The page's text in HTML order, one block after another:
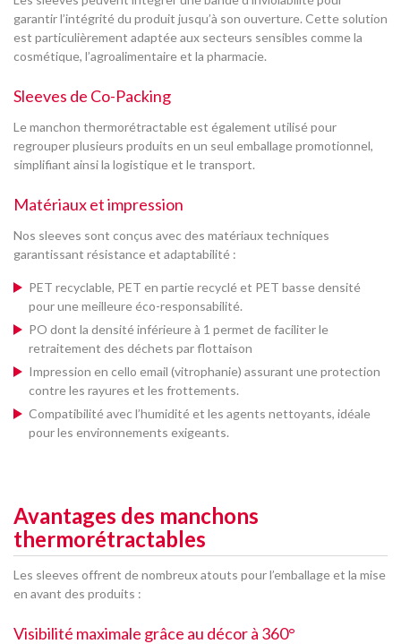
garantir l’intégrité du produit jusqu’à son ouverture. Cette solution
est particulièrement adaptée aux secteurs sensibles comme la
cosmétique, l’agroalimentaire et la pharmacie.
Sleeves de Co-Packing
Le manchon thermorétractable est également utilisé pour
regrouper plusieurs produits en un seul emballage promotionnel,
simplifiant ainsi la logistique et le transport.
Matériaux et impression
Nos sleeves sont conçus avec des matériaux techniques
garantissant résistance et adaptabilité :
PET recyclable, PET en partie recyclé et PET basse densité
pour une meilleure éco-responsabilité.
PO dont la densité inférieure à 1 permet de faciliter le
retraitement des déchets par flottaison
Impression en cello email (vitrophanie) assurant une protection
contre les rayures et les frottements.
Compatibilité avec l’humidité et les agents nettoyants, idéale
pour les environnements exigeants.
Avantages des manchons
thermorétractables
Les sleeves offrent de nombreux atouts pour l’emballage et la mise
en avant des produits :
Visibilité maximale grâce au décor à 360°